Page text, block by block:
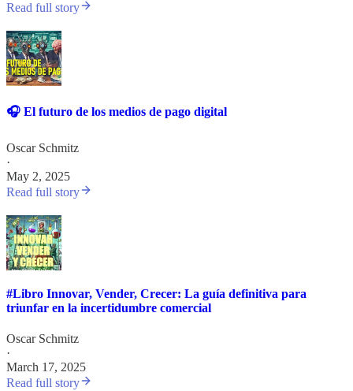
Read full story
🎧 El futuro de los medios de pago digital
Oscar Schmitz
·
May 2, 2025
Read full story
#Libro Innovar, Vender, Crecer: La guía definitiva para
triunfar en la incertidumbre comercial
Oscar Schmitz
·
March 17, 2025
Read full story